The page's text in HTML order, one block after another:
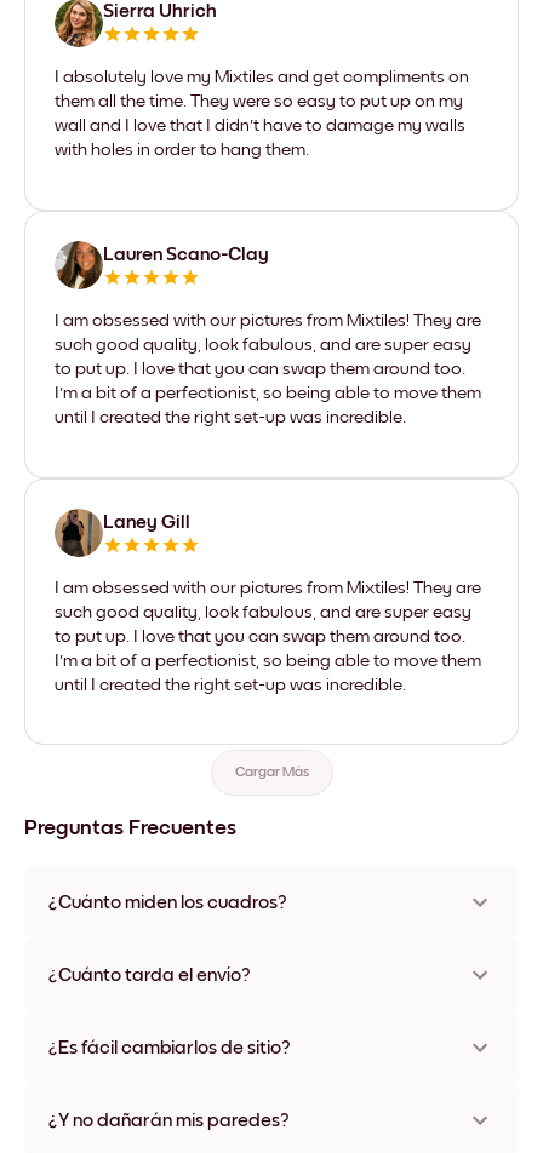
Sierra Uhrich
I absolutely love my Mixtiles and get compliments on
them all the time. They were so easy to put up on my
wall and I love that I didn't have to damage my walls
with holes in order to hang them.
Lauren Scano-Clay
I am obsessed with our pictures from Mixtiles! They are
such good quality, look fabulous, and are super easy
to put up. I love that you can swap them around too.
I'm a bit of a perfectionist, so being able to move them
until I created the right set-up was incredible.
Laney Gill
I am obsessed with our pictures from Mixtiles! They are
such good quality, look fabulous, and are super easy
to put up. I love that you can swap them around too.
I'm a bit of a perfectionist, so being able to move them
until I created the right set-up was incredible.
Cargar Más
Preguntas Frecuentes
¿Cuánto miden los cuadros?
varios materiales y colores de marco, incluidas opciones sin
¿Cuánto tarda el envío?
disponibles en algunos países. Te enviaremos un número de
¿Es fácil cambiarlos de sitio?
ningún daño
¿Y no dañarán mis paredes?